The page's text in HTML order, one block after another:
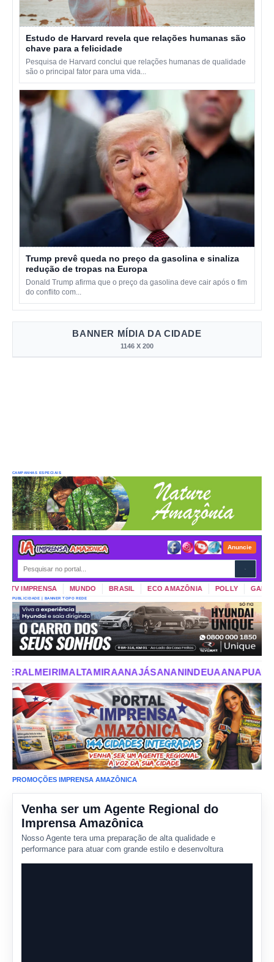
Estudo de Harvard revela que relações humanas são
chave para a felicidade
Pesquisa de Harvard conclui que relações humanas de qualidade
são o principal fator para uma vida...
Trump prevê queda no preço da gasolina e sinaliza
redução de tropas na Europa
Donald Trump afirma que o preço da gasolina deve cair após o fim
do conflito com...
BANNER MÍDIA DA CIDADE
1146 X 200
CAMPANHAS ESPECIAIS
Anuncie
IMPRENSA MUNDO BRASIL ECO AMAZÔNIA POLLY
PUBLICIDADE | BANNER TOPO REDE
ANANINDEUAANAPUAUGUSTO CORRÊAAURORA
PROMOÇÕES IMPRENSA AMAZÔNICA
Venha ser um Agente Regional do
Imprensa Amazônica
Nosso Agente tera uma preparação de alta qualidade e
performance para atuar com grande estilo e desenvoltura